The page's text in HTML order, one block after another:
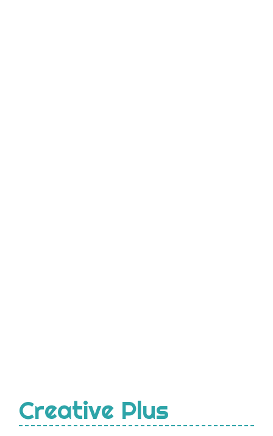
Creative Plus